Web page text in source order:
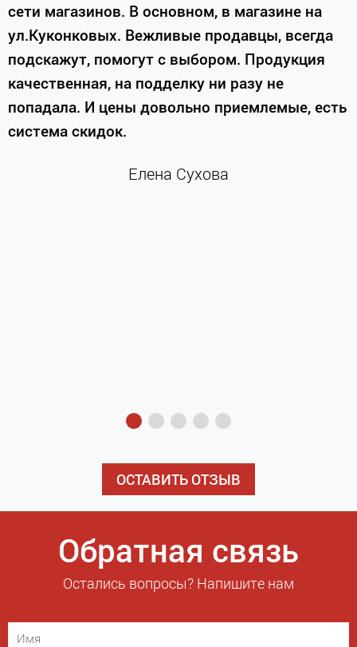
сети магазинов. В основном, в магазине на
ул.Куконковых. Вежливые продавцы, всегда
подскажут, помогут с выбором. Продукция
качественная, на подделку ни разу не
попадала. И цены довольно приемлемые, есть
система скидок.
Елена Сухова
ОСТАВИТЬ ОТЗЫВ
Обратная связь
Остались вопросы? Напишите нам